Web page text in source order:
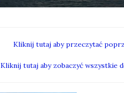
Kliknij tutaj aby przeczytać
Kliknij tutaj aby zobaczyć wszystkie